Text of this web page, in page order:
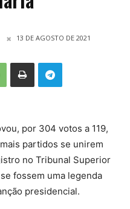
13 DE AGOSTO DE 2021
por 304 votos a 119,
partidos se unirem
no Tribunal Superior
fossem uma legenda
presidencial.